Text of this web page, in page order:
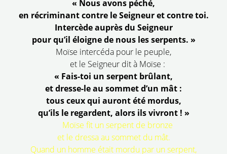
« Nous avons péché,
en récriminant contre le Seigneur et contre toi.
Intercède auprès du Seigneur
pour qu’il éloigne de nous les serpents. »
Moïse intercéda pour le peuple,
et le Seigneur dit à Moïse :
« Fais-toi un serpent brûlant,
et dresse-le au sommet d’un mât :
tous ceux qui auront été mordus,
qu’ils le regardent, alors ils vivront ! »
Moïse fit un serpent de bronze
et le dressa au sommet du mât.
Quand un homme était mordu par un serpent,